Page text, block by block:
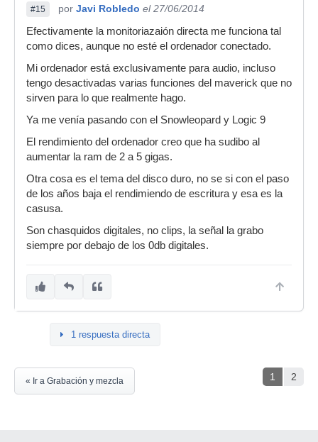
#15 por Javi Robledo el 27/06/2014
Efectivamente la monitoriazaión directa me funciona tal
como dices, aunque no esté el ordenador conectado.
Mi ordenador está exclusivamente para audio, incluso
tengo desactivadas varias funciones del maverick que no
sirven para lo que realmente hago.
Ya me venía pasando con el Snowleopard y Logic 9
El rendimiento del ordenador creo que ha sudibo al
aumentar la ram de 2 a 5 gigas.
Otra cosa es el tema del disco duro, no se si con el paso
de los años baja el rendimiendo de escritura y esa es la
casusa.
Son chasquidos digitales, no clips, la señal la grabo
siempre por debajo de los 0db digitales.
1 respuesta directa
1 2
« Ir a Grabación y mezcla